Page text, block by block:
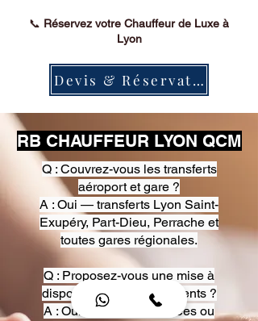
📞 Réservez votre Chauffeur de Luxe à
Lyon
Devis & Réservation
RB CHAUFFEUR LYON QCM
Q : Couvrez-vous les transferts
aéroport et gare ?
A : Oui — transferts Lyon Saint-
Exupéry, Part-Dieu, Perrache et
toutes gares régionales.
Q : Proposez-vous une mise à
disposition pour événements ?
A : Oui — heures, journées ou